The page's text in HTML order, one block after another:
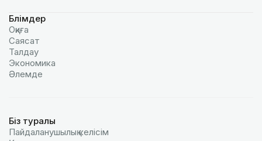
Бөлімдер
Оқиға
Саясат
Талдау
Экономика
Әлемде
Біз туралы
Пайдаланушылық келiciм